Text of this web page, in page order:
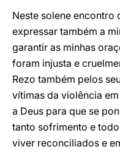
Neste solene encontro
expressar também a
garantir as minhas
foram injusta e
Rezo também pelos
vítimas da violência
a Deus para que se
tanto sofrimento e
viver reconciliados e